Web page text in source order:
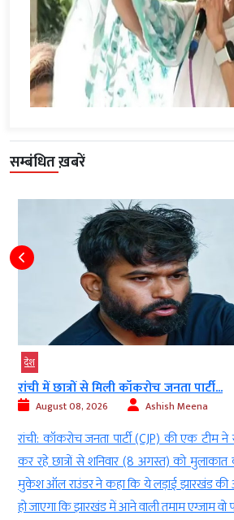
सम्बंधित ख़बरें
रांची में छात्रों से मिली कॉकरोच जनता पार्टी...
August 08, 2026 Ashish Meena
रांची: कॉकरोच जनता पार्टी (CJP) की एक टीम ने
कर रहे छात्रों से शनिवार (8 अगस्त) को मुलाकात
मुकेश ऑल राउंडर ने कहा कि ये लड़ाई झारखंड की
हो जाएगा कि झारखंड में आने वाली तमाम एग्जाम वो